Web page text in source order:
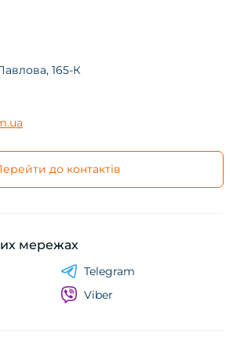
165-К
до контактів
мережах
Telegram
Viber